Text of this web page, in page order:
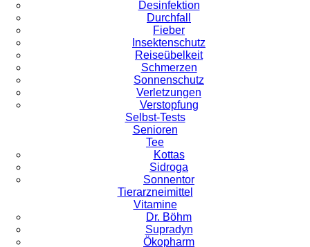
Desinfektion
Durchfall
Fieber
Insektenschutz
Reiseübelkeit
Schmerzen
Sonnenschutz
Verletzungen
Verstopfung
Selbst-Tests
Senioren
Tee
Kottas
Sidroga
Sonnentor
Tierarzneimittel
Vitamine
Dr. Böhm
Supradyn
Ökopharm